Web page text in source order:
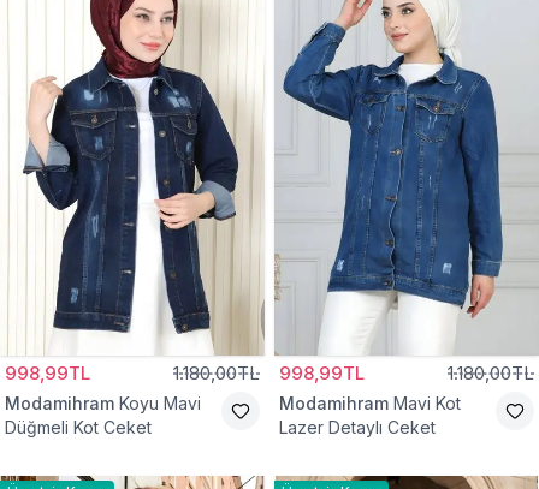
998,99TL 1.180,00TL
Modamihram Koyu Mavi
Düğmeli Kot Ceket
998,99TL 1.180,00TL
Modamihram Mavi Kot
Lazer Detaylı Ceket